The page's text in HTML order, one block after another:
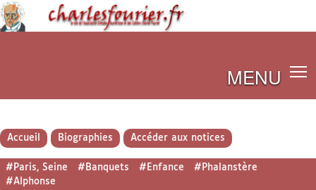
MENU
Accueil Biographies Accéder aux notices
#Paris, Seine #Banquets #Enfance
#Phalanstère
#Alphonse